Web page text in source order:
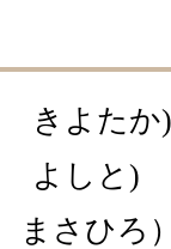
きよた
よしと)
さひ